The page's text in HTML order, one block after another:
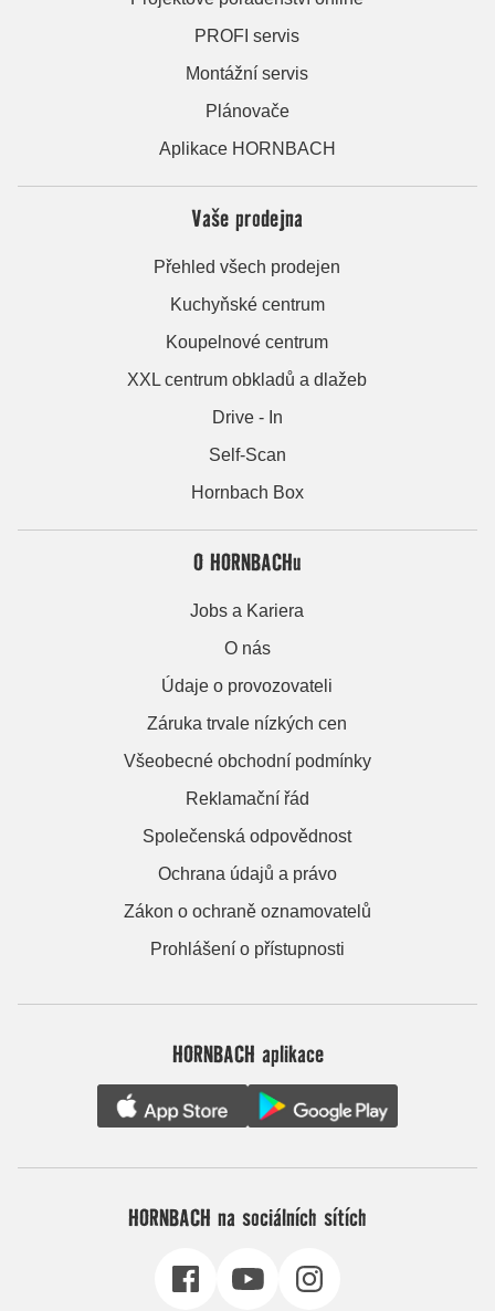
PROFI servis
Montážní servis
Plánovače
Aplikace HORNBACH
Vaše prodejna
Přehled všech prodejen
Kuchyňské centrum
Koupelnové centrum
XXL centrum obkladů a dlažeb
Drive - In
Self-Scan
Hornbach Box
O HORNBACHu
Jobs a Kariera
O nás
Údaje o provozovateli
Záruka trvale nízkých cen
Všeobecné obchodní podmínky
Reklamační řád
Společenská odpovědnost
Ochrana údajů a právo
Zákon o ochraně oznamovatelů
Prohlášení o přístupnosti
HORNBACH aplikace
HORNBACH na sociálních sítích